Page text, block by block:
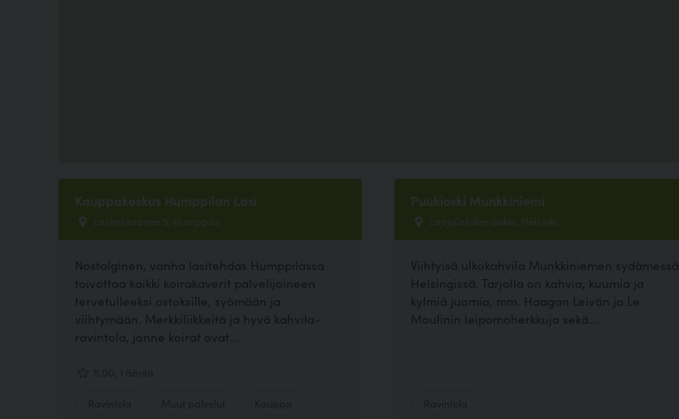
Kauppakeskus Humppilan Lasi
Lasitehtaantie 5, Humppila
Nostalginen, vanha lasitehdas Humppilassa
toivottaa kaikki koirakaverit palvelijoineen
tervetulleeksi ostoksille, syömään ja
viihtymään. Merkkiliikkeitä ja hyvä kahvila-
ravintola, jonne koirat ovat...
Puukioski Munkkiniemi
Laajalahden aukio, Helsinki
Viihtyisä ulkokahvila Munkkiniemen sydämessä
Helsingissä. Tarjolla on kahvia, kuumia ja
kylmiä juomia, mm. Haagan Leivän ja Le
Moulinin leipomoherkkuja sekä...